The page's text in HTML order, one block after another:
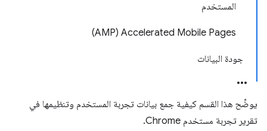
المستخدم
Accelerated Mobile Pages‏ (AMP)
جودة البيانات
يوضِّح هذا القسم كيفية جمع بيانات تجربة المستخدم وتنظيمها في
تقرير تجربة مستخدم Chrome.